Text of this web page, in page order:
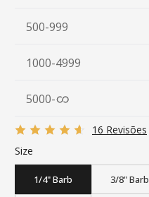
500-999
1000-4999
5000-
16 Revisões
Size
1/4" Barb 3/8" Barb